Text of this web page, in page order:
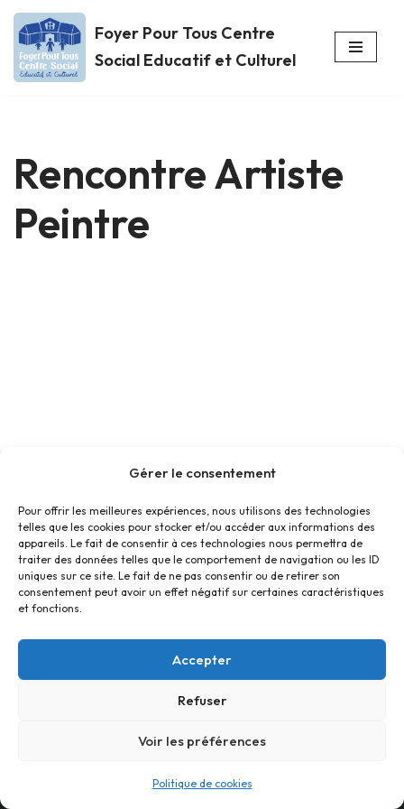
Gérer le consentement
Pour offrir les meilleures expériences, nous utilisons des technologies
telles que les cookies pour stocker et/ou accéder aux informations des
appareils. Le fait de consentir à ces technologies nous permettra de
traiter des données telles que le comportement de navigation ou les ID
uniques sur ce site. Le fait de ne pas consentir ou de retirer son
consentement peut avoir un effet négatif sur certaines caractéristiques
et fonctions.
Accepter
Refuser
Voir les préférences
Politique de cookies
Aller
au
Foyer Pour Tous Centre
Social Educatif et Culturel
Rencontre Artiste
Peintre
Contact
Site réalisé parSBCTech